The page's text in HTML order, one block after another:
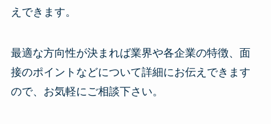
えできます。
最適な方向性が決まれば業界や各企業の特徴、面
接のポイントなどについて詳細にお伝えできます
ので、お気軽にご相談下さい。